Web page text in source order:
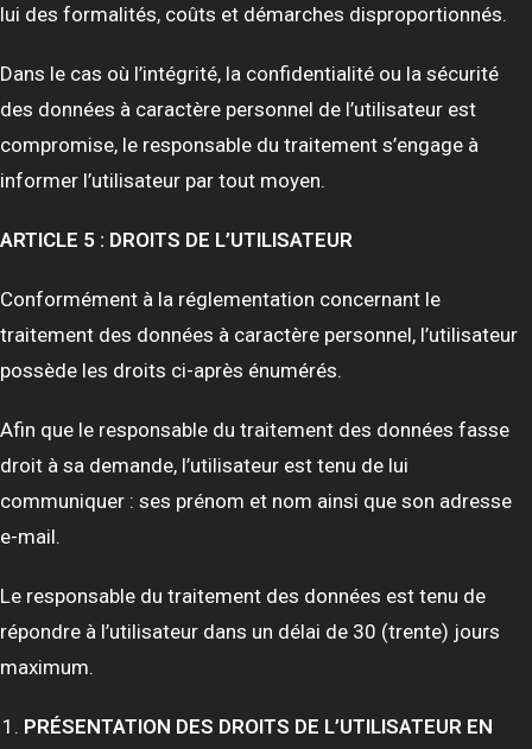
lui des formalités, coûts et démarches disproportionnés.
Dans le cas où l’intégrité, la confidentialité ou la sécurité
des données à caractère personnel de l’utilisateur est
compromise, le responsable du traitement s’engage à
informer l’utilisateur par tout moyen.
ARTICLE 5 : DROITS DE L’UTILISATEUR
Conformément à la réglementation concernant le
traitement des données à caractère personnel, l’utilisateur
possède les droits ci-après énumérés.
Afin que le responsable du traitement des données fasse
droit à sa demande, l’utilisateur est tenu de lui
communiquer : ses prénom et nom ainsi que son adresse
e-mail.
Le responsable du traitement des données est tenu de
répondre à l’utilisateur dans un délai de 30 (trente) jours
maximum.
PRÉSENTATION DES DROITS DE L’UTILISATEUR EN